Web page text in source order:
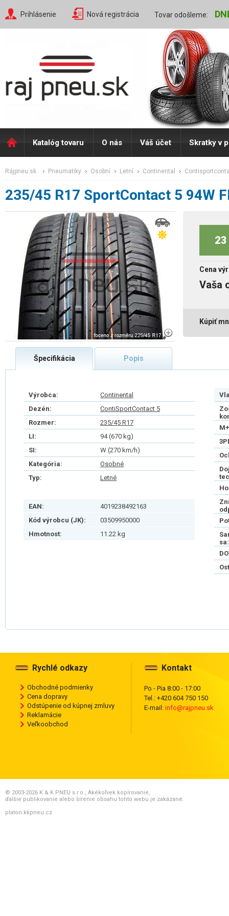
Prihlásenie Nová registrácia Tovar odošleme:
Katalóg tovaru O nás Váš účet Skratky v
rájpneu.sk pneumatiky osobní letní continental
235/45 R17 SportContact 5 94W
Cena
Vaša
Kúpiť
Špecifikácia Popis
Výrobca:
Continental
Dezén:
ContiSportContact 5
Rozmer:
235/45 R17
LI:
94 (670 kg)
SI:
W (270 km/h)
Kategória:
Osobné
Typ:
Letné
EAN:
4019238492163
Kód výrobcu (JK):
03509950000
Hmotnost:
11.22 kg
sa:
Rychlé odkazy
Obchodné podmienky
Cena dopravy
Odstúpenie od kúpnej zmluvy
Reklamácie
Veľkoobchod
Kontakt
Po - Pia 8:00 - 17:00
Tel.: +420 604 750 150
E-mail: info@rajpneu.sk
© 2003-2026 K & K PNEU s.r.o., Akékoľvek kopírovanie,
ďalšie publikovanie alebo šírenie obsahu tohto webu je zakázané.
platon.kkpneu.cz